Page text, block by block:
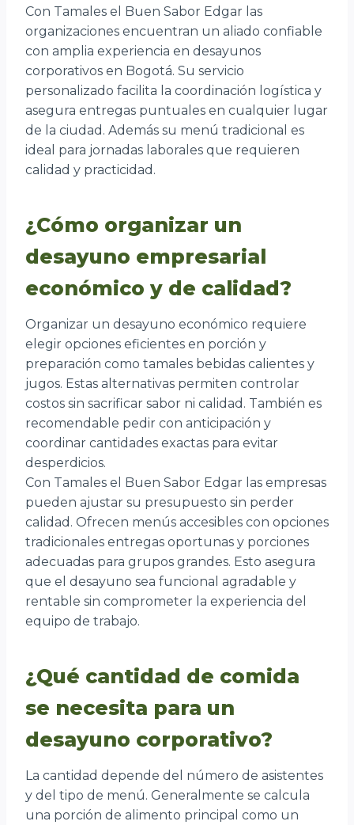
Con Tamales el Buen Sabor Edgar las
organizaciones encuentran un aliado confiable
con amplia experiencia en desayunos
corporativos en Bogotá. Su servicio
personalizado facilita la coordinación logística y
asegura entregas puntuales en cualquier lugar
de la ciudad. Además su menú tradicional es
ideal para jornadas laborales que requieren
calidad y practicidad.
¿Cómo organizar un
desayuno empresarial
económico y de calidad?
Organizar un desayuno económico requiere
elegir opciones eficientes en porción y
preparación como tamales bebidas calientes y
jugos. Estas alternativas permiten controlar
costos sin sacrificar sabor ni calidad. También es
recomendable pedir con anticipación y
coordinar cantidades exactas para evitar
desperdicios.
Con Tamales el Buen Sabor Edgar las empresas
pueden ajustar su presupuesto sin perder
calidad. Ofrecen menús accesibles con opciones
tradicionales entregas oportunas y porciones
adecuadas para grupos grandes. Esto asegura
que el desayuno sea funcional agradable y
rentable sin comprometer la experiencia del
equipo de trabajo.
¿Qué cantidad de comida
se necesita para un
desayuno corporativo?
La cantidad depende del número de asistentes
y del tipo de menú. Generalmente se calcula
una porción de alimento principal como un